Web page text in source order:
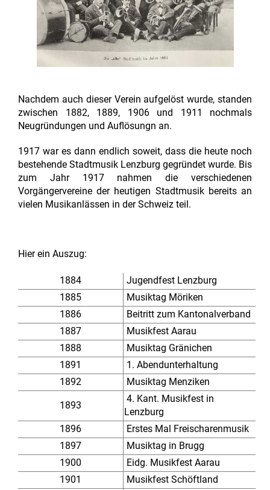
Nachdem auch dieser Verein aufgelöst wurde, standen
zwischen 1882, 1889, 1906 und 1911 nochmals
Neugründungen und Auflösungn an.
1917 war es dann endlich soweit, dass die heute noch
bestehende Stadtmusik Lenzburg gegründet wurde. Bis
zum Jahr 1917 nahmen die verschiedenen
Vorgängervereine der heutigen Stadtmusik bereits an
vielen Musikanlässen in der Schweiz teil.
Hier ein Auszug:
1884
Jugendfest Lenzburg
1885
Musiktag Möriken
1886
Beitritt zum Kantonalverband
1887
Musikfest Aarau
1888
Musiktag Gränichen
1891
1. Abendunterhaltung
1892
Musiktag Menziken
1893
4. Kant. Musikfest in
Lenzburg
1896
Erstes Mal Freischarenmusik
1897
Musiktag in Brugg
1900
Eidg. Musikfest Aarau
1901
Musikfest Schöftland